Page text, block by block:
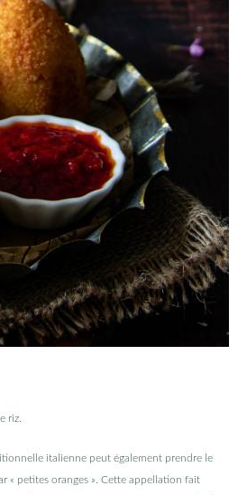
riz.
italienne peut également prendre le
« petites oranges ». Cette appellation fait